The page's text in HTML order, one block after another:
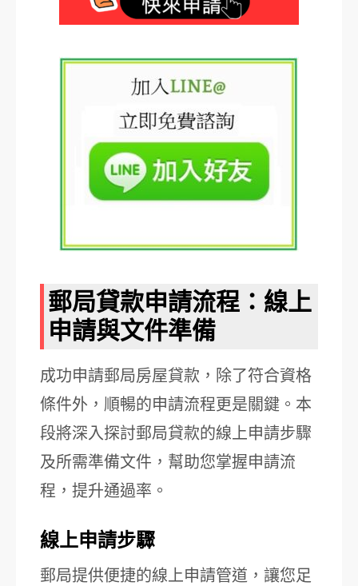
郵局貸款申請流程：線上
申請與文件準備
成功申請郵局房屋貸款，除了符合資格
條件外，順暢的申請流程更是關鍵。本
段將深入探討郵局貸款的線上申請步驟
及所需準備文件，幫助您掌握申請流
程，提升通過率。
線上申請步驟
郵局提供便捷的線上申請管道，讓您足